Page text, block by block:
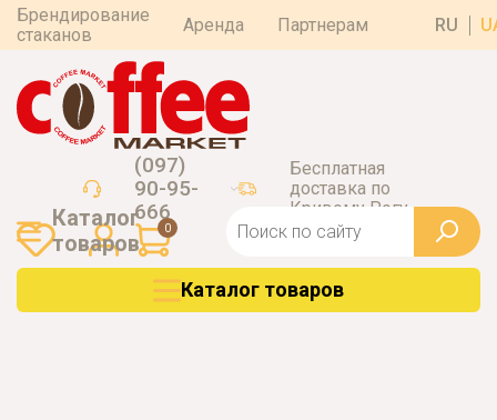
Брендирование
стаканов
Аренда Партнерам RU
(097)
90-95-
666
Бесплатная
доставка по
Кривому Рогу
0
Каталог
товаров
Каталог товаров